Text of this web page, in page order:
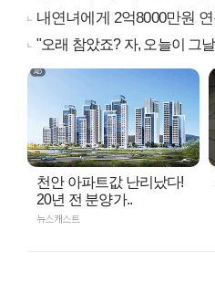
내연녀에게 2억8000만원
"오래 참았죠? 자, 오늘이 그
천안 아파트값 난리났다!
20년 전 분양가..
뉴스캐스트